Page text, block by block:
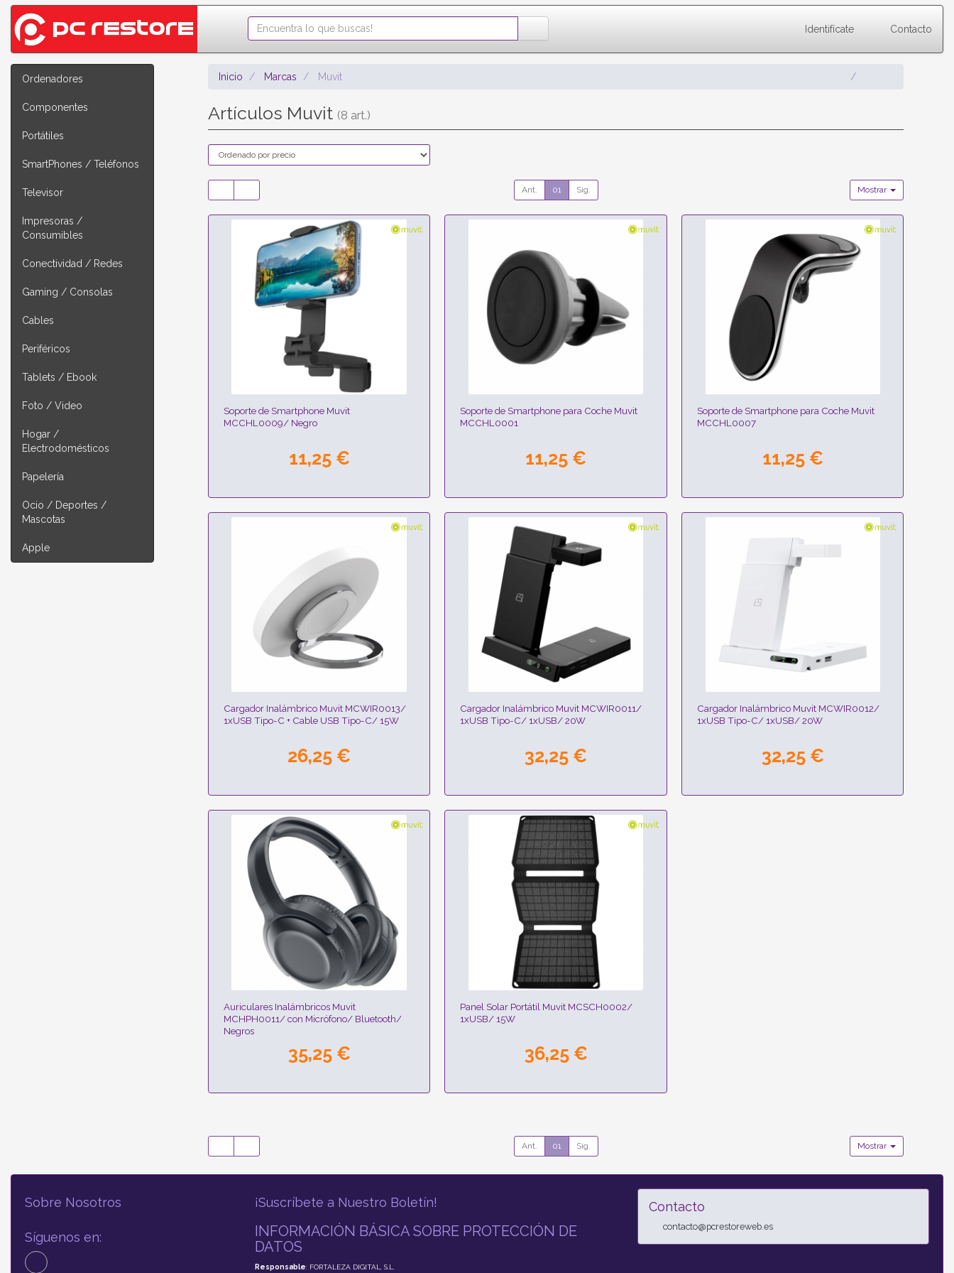
Identifícate Contacto
Ordenadores
Componentes
Portátiles
SmartPhones / Teléfonos
Televisor
Impresoras /
Consumibles
Conectividad / Redes
Gaming / Consolas
Cables
Periféricos
Tablets / Ebook
Foto / Video
Hogar /
Electrodomésticos
Papelería
Ocio / Deportes /
Mascotas
Apple
Inicio Marcas Muvit
Artículos Muvit (8 art.)
Ant. 01 Sig. Mostrar
Soporte de Smartphone Muvit
MCCHL0009/ Negro
11,25 €
Soporte de Smartphone para Coche Muvit
MCCHL0001
11,25 €
Soporte de Smartphone para Coche Muvit
MCCHL0007
11,25 €
Cargador Inalámbrico Muvit MCWIR0013/
1xUSB Tipo-C + Cable USB Tipo-C/ 15W
26,25 €
Cargador Inalámbrico Muvit MCWIR0011/
1xUSB Tipo-C/ 1xUSB/ 20W
32,25 €
Cargador Inalámbrico Muvit MCWIR0012/
1xUSB Tipo-C/ 1xUSB/ 20W
32,25 €
Auriculares Inalámbricos Muvit
MCHPH0011/ con Micrófono/ Bluetooth/
Negros
35,25 €
Panel Solar Portátil Muvit MCSCH0002/
1xUSB/ 15W
36,25 €
Ant. 01 Sig. Mostrar
Sobre Nosotros
Síguenos en:
¡Suscríbete a Nuestro Boletín!
INFORMACIÓN BÁSICA SOBRE PROTECCIÓN DE
DATOS
Responsable: FORTALEZA DIGITAL, S.L.
Contacto
contacto@pcrestoreweb.es